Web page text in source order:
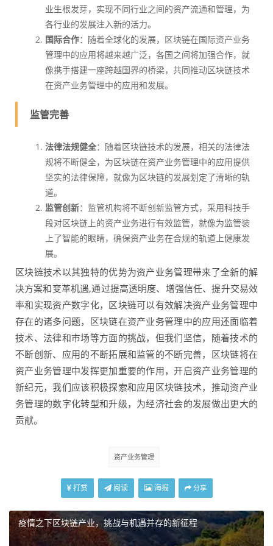
业生根发芽，实现不同行业之间的资产流通和管理，为
各行业的发展注入新的活力。
国际合作：随着全球化的发展，区块链在国际资产业务
管理中的应用将越来越广泛，各国之间将加强合作，就
像携手搭建一座跨越国界的桥梁，共同推动区块链技术
在资产业务管理中的应用和发展。
监管完善
法律法规健全：随着区块链技术的发展，相关的法律法
规将不断健全，为区块链在资产业务管理中的应用提供
坚实的法律保障，就像为区块链的发展划定了清晰的轨
道。
监管创新：监管机构将不断创新监管方式，采用科技手
段对区块链上的资产业务进行有效监管，就像为监管装
上了智能的眼睛，确保资产业务在合规的轨道上健康发
展。
区块链技术以其独特的优势为资产业务管理带来了全新的解
决方案和变革机遇,通过提高透明度、增强信任、提升交易效
率和实现资产数字化，区块链可以有效解决资产业务管理中
存在的诸多问题，区块链在资产业务管理中的应用还面临着
技术、法律和市场等方面的挑战，但我们坚信，随着技术的
不断创新、应用的不断拓展和监管的不断完善，区块链将在
资产业务管理中发挥更加重要的作用，开启资产业务管理的
新纪元，我们应该积极探索和应用区块链技术，推动资产业
务管理的数字化转型和升级，为经济社会的发展做出更大的
贡献。
资产业务管理
打赏 阅读 海报 分享
疫情之下区块链产业，挑战与机遇并存的新征程